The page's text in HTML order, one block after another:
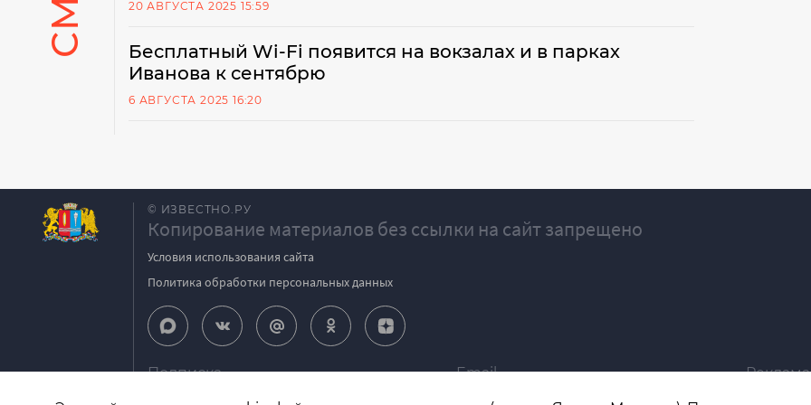
20 АВГУСТА 2025 15:59
Бесплатный Wi-Fi появится на вокзалах и в парках
Иванова к сентябрю
6 АВГУСТА 2025 16:20
© ИЗВЕСТНО.РУ
Копирование материалов без ссылки на сайт запрещено
Условия использования сайта
Политика обработки персональных данных
Подписка
Email
Реклама